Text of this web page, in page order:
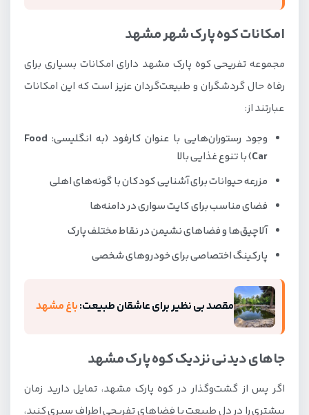
امکانات کوه پارک شهر مشهد
مجموعه تفریحی کوه پارک مشهد دارای امکانات بسیاری برای
رفاه حال گردشگران و طبیعت‌گردان عزیز است که این امکانات
عبارتند از:
وجود رستوران‌هایی با عنوان کارفود (به انگلیسی: Food
Car) با تنوع غذایی بالا
مزرعه حیوانات برای آشنایی کودکان با گونه‌های اهلی
فضای مناسب برای کایت سواری در دامنه‌ها
آلاچیق‌ها و فضاهای نشیمن در نقاط مختلف پارک
پارکینگ اختصاصی برای خودروهای شخصی
مقصد بی نظیر برای عاشقان طبیعت:باغ مشهد
جاهای دیدنی نزدیک کوه پارک مشهد
اگر پس از گشت‌وگذار در کوه پارک مشهد، تمایل دارید زمان
بیشتری را در دل طبیعت یا فضاهای تفریحی اطراف سپری کنید،